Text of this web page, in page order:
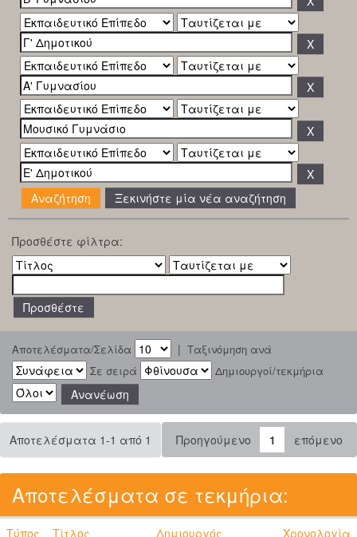
Ξεκινήστε μία νέα αναζήτηση
Προσθέστε φίλτρα:
Αποτελέσματα/Σελίδα | Ταξινόμηση ανά
Σε σειρά
Δημιουργοί/τεκμήρια
Αποτελέσματα 1-1 από 1 Προηγούμενο 1 επόμενο
Αποτελέσματα σε τεκμήρια:
Τύπος Τίτλος Δημιουργός
Χρονολογία